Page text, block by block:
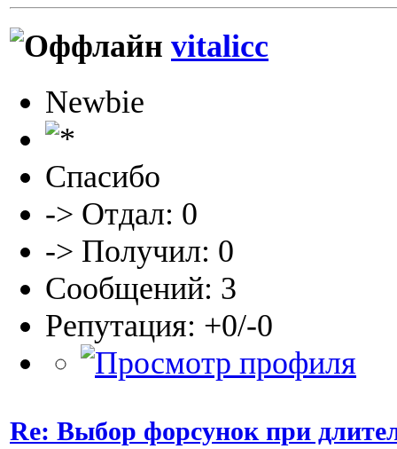
vitalicc
Newbie
Спасибо
-> Отдал: 0
-> Получил: 0
Сообщений: 3
Репутация: +0/-0
Re: Выбор форсунок при